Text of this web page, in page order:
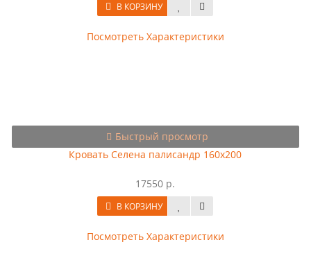
В КОРЗИНУ
Посмотреть Характеристики
Быстрый просмотр
Кровать Селена палисандр 160х200
17550 р.
В КОРЗИНУ
Посмотреть Характеристики